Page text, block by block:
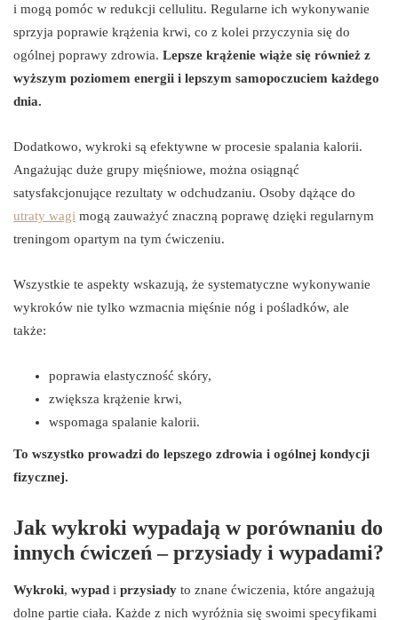
i mogą pomóc w redukcji cellulitu. Regularne ich wykonywanie
sprzyja poprawie krążenia krwi, co z kolei przyczynia się do
ogólnej poprawy zdrowia. Lepsze krążenie wiąże się również z
wyższym poziomem energii i lepszym samopoczuciem każdego
dnia.
Dodatkowo, wykroki są efektywne w procesie spalania kalorii.
Angażując duże grupy mięśniowe, można osiągnąć
satysfakcjonujące rezultaty w odchudzaniu. Osoby dążące do
utraty wagi mogą zauważyć znaczną poprawę dzięki regularnym
treningom opartym na tym ćwiczeniu.
Wszystkie te aspekty wskazują, że systematyczne wykonywanie
wykroków nie tylko wzmacnia mięśnie nóg i pośladków, ale
także:
poprawia elastyczność skóry,
zwiększa krążenie krwi,
wspomaga spalanie kalorii.
To wszystko prowadzi do lepszego zdrowia i ogólnej kondycji
fizycznej.
Jak wykroki wypadają w porównaniu do
innych ćwiczeń – przysiady i wypadami?
Wykroki, wypad i przysiady to znane ćwiczenia, które angażują
dolne partie ciała. Każde z nich wyróżnia się swoimi specyfikami